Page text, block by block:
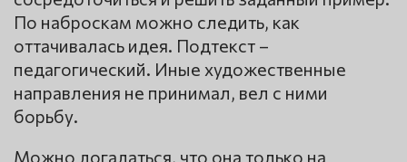
По наброскам можно следить, как
оттачивалась идея. Подтекст –
педагогический. Иные художественные
направления не принимал, вел с ними
борьбу.
Можно догадаться, что она только на